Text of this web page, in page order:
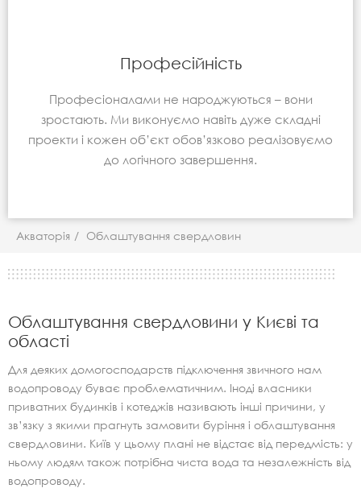
Професійність
Професіоналами не народжуються – вони
зростають. Ми виконуємо навіть дуже складні
проекти і кожен об’єкт обов’язково реалізовуємо
до логічного завершення.
Акваторія / Облаштування свердловин
Облаштування свердловини у Києві та
області
Для деяких домогосподарств підключення звичного нам
водопроводу буває проблематичним. Іноді власники
приватних будинків і котеджів називають інші причини, у
зв’язку з якими прагнуть замовити буріння і облаштування
свердловини. Київ у цьому плані не відстає від передмість: у
ньому людям також потрібна чиста вода та незалежність від
водопроводу.